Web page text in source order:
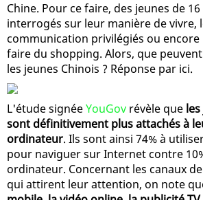
Chine. Pour ce faire, des jeunes de
interrogés sur leur manière de vivre,
communication privilégiés ou
faire du shopping. Alors, que
les jeunes Chinois ? Réponse par ici.
L'étude signéeYouGov révèle que
sont définitivement plus attachés à
ordinateur. Ils sont ainsi 74% à
pour naviguer sur Internet contre
ordinateur. Concernant les canaux
qui attirent leur attention, on note